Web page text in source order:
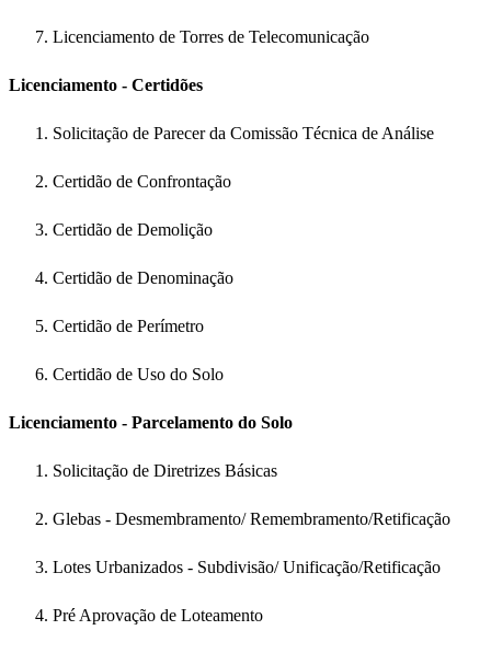
Licenciamento de Torres de Telecomunicação
Licenciamento - Certidões
Solicitação de Parecer da Comissão Técnica de Análise
Certidão de Confrontação
Certidão de Demolição
Certidão de Denominação
Certidão de Perímetro
Certidão de Uso do Solo
Licenciamento - Parcelamento do Solo
Solicitação de Diretrizes Básicas
Glebas - Desmembramento/ Remembramento/Retificação
Lotes Urbanizados - Subdivisão/ Unificação/Retificação
Pré Aprovação de Loteamento